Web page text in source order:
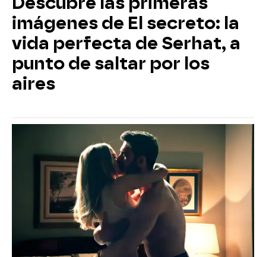
imágenes de El secreto: la
vida perfecta de Serhat, a
punto de saltar por los
aires